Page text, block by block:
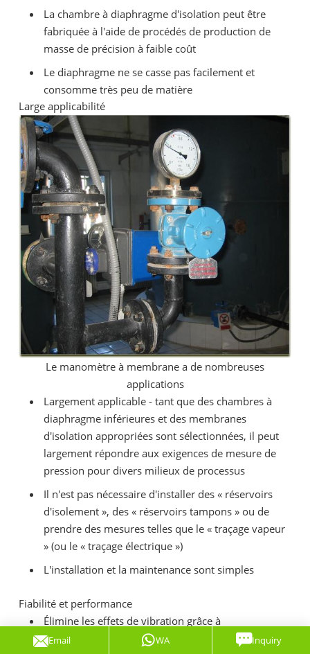
La chambre à diaphragme d'isolation peut être
fabriquée à l'aide de procédés de production de
masse de précision à faible coût
Le diaphragme ne se casse pas facilement et
consomme très peu de matière
Large applicabilité
Le manomètre à membrane a de nombreuses
applications
Largement applicable - tant que des chambres à
diaphragme inférieures et des membranes
d'isolation appropriées sont sélectionnées, il peut
largement répondre aux exigences de mesure de
pression pour divers milieux de processus
Il n'est pas nécessaire d'installer des « réservoirs
d'isolement », des « réservoirs tampons » ou de
prendre des mesures telles que le « traçage vapeur
» (ou le « traçage électrique »)
L'installation et la maintenance sont simples
Fiabilité et performance
Élimine les effets de vibration grâce à
l'amortissement constant du tube à orifice
Email WA Inquiry